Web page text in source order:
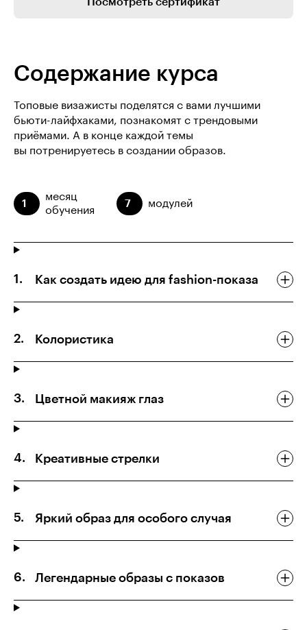
Содержание курса
Топовые визажисты поделятся с вами лучшими
бьюти-лайфхаками, познакомят с трендовыми
приёмами. А в конце каждой темы
вы потренируетесь в создании образов.
1
месяц
обучения
7 модулей
Как создать идею для fashion-показа
Колористика
Цветной макияж глаз
Креативные стрелки
Яркий образ для особого случая
Легендарные образы с показов